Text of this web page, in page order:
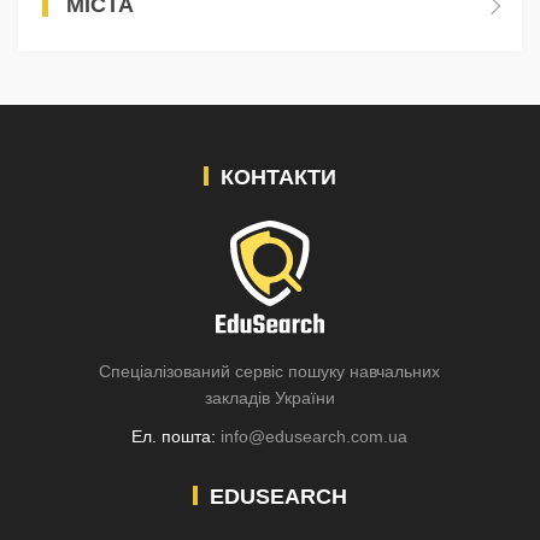
КОНТАКТИ
Спеціалізований сервіс пошуку навчальних
закладів України
Ел. пошта: info@edusearch.com.ua
EDUSEARCH